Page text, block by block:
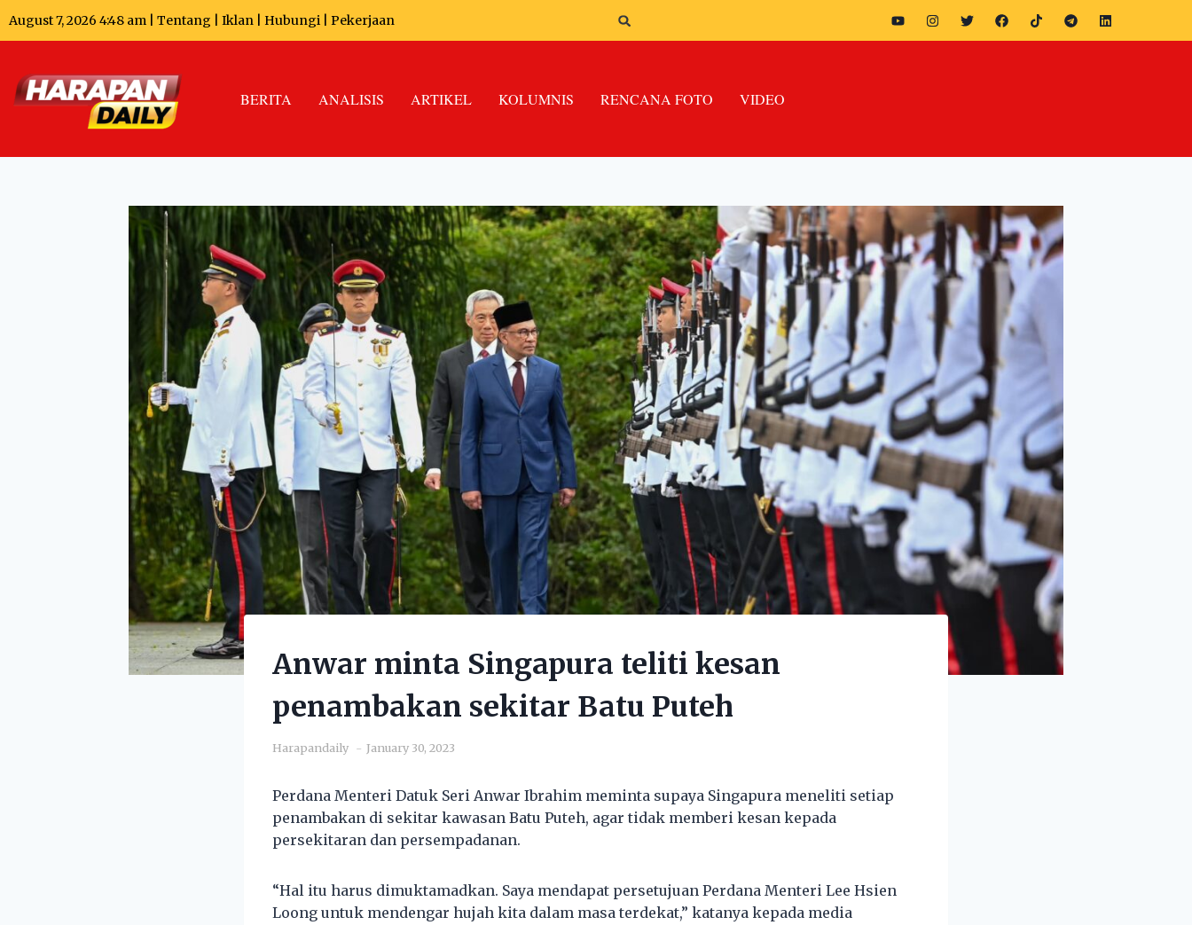
August 7, 2026 4:48 am | Tentang Iklan Hubungi Pekerjaan
BERITA ANALISIS ARTIKEL KOLUMNIS RENCANA FOTO VIDEO
Anwar minta Singapura teliti kesan
penambakan sekitar Batu Puteh
Harapandaily January 30, 2023
Perdana Menteri Datuk Seri Anwar Ibrahim meminta supaya Singapura meneliti setiap
penambakan di sekitar kawasan Batu Puteh, agar tidak memberi kesan kepada
persekitaran dan persempadanan.
“Hal itu harus dimuktamadkan. Saya mendapat persetujuan Perdana Menteri Lee Hsien
Loong untuk mendengar hujah kita dalam masa terdekat,” katanya kepada media